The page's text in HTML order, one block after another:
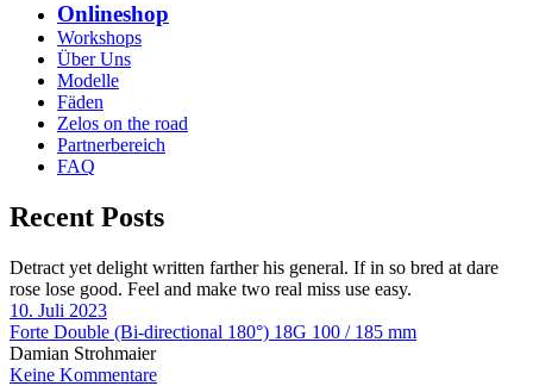
Onlineshop
Workshops
Über Uns
Modelle
Fäden
Zelos on the road
Partnerbereich
FAQ
Recent Posts
Detract yet delight written farther his general. If in so bred at dare
rose lose good. Feel and make two real miss use easy.
10. Juli 2023
Forte Double (Bi-directional 180°) 18G 100 / 185 mm
Damian Strohmaier
Keine Kommentare